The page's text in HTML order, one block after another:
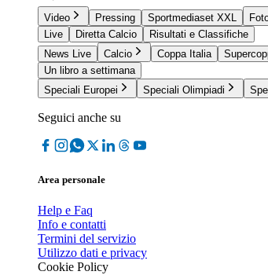
Video Pressing Sportmediaset XXL
Live
Diretta Calcio
Risultati e Classifiche
News Live
Calcio Coppa Italia
Un libro a settimana
Speciali Europei
Speciali Olimpiadi
Seguici anche su
Area personale
Help e Faq
Info e contatti
Termini del servizio
Utilizzo dati e privacy
Cookie Policy